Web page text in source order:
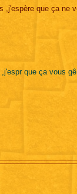
que ça ne
que ça vous